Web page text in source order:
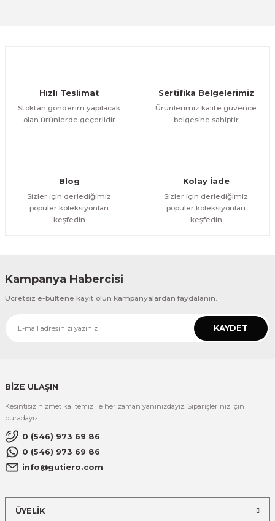
Bu ürüne benzer farklı alternatifler olmalı.
Hızlı Teslimat
Stoktan gönderim yapılacak
olan ürünlerde geçerlidir
Sertifika Belgelerimiz
Ürünlerimiz kalite güvence
belgesine sahiptir
Blog
Sizler için derlediğimiz
popüler koleksiyonları
keşfedin
Kolay İade
Sizler için derlediğimiz
popüler koleksiyonları
keşfedin
Kampanya Habercisi
Ücretsiz e-bültene kayıt olun kampanyalardan faydalanın.
KAYDET
BİZE ULAŞIN
Kesintisiz hizmet kalitemiz ile her zaman yanınızdayız. Siparişleriniz için
buradayız!
0 (546) 973 69 86
0 (546) 973 69 86
info@gutiero.com
ÜYELİK